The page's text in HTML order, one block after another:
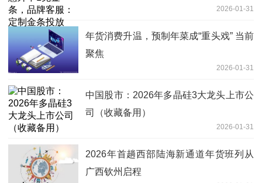
份，无法计算准确中奖概率|焦点要闻
2026-01-31
年货消费升温，预制年菜成“重头戏” 当前
聚焦
2026-01-31
中国股市：2026年多晶硅3大龙头上市公
司（收藏备用）
2026-01-31
2026年首趟西部陆海新通道年货班列从
广西钦州启程